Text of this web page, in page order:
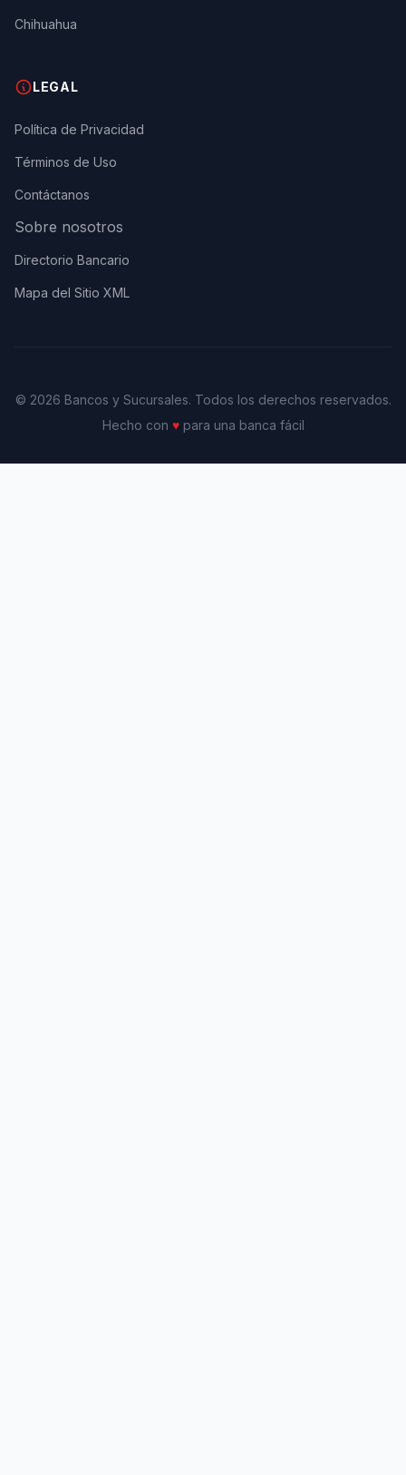
Chihuahua
LEGAL
Política de Privacidad
Términos de Uso
Contáctanos
Sobre nosotros
Directorio Bancario
Mapa del Sitio XML
© 2026 Bancos y Sucursales. Todos los derechos reservados.
Hecho con ♥para una banca fácil